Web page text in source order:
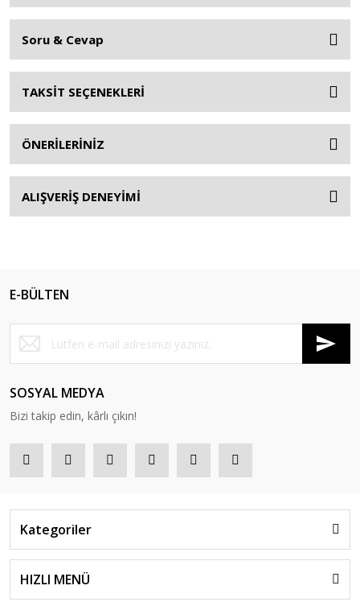
Soru & Cevap
TAKSİT SEÇENEKLERİ
ÖNERİLERİNİZ
ALIŞVERİŞ DENEYİMİ
E-BÜLTEN
SOSYAL MEDYA
Bizi takip edin, kârlı çıkın!
Kategoriler
HIZLI MENÜ